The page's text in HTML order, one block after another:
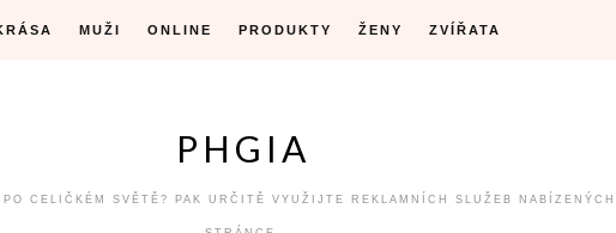
MUŽI ONLINE PRODUKTY ŽENY ZVÍŘATA
PHGIA
CELIČKÉM SVĚTĚ? PAK URČITĚ VYUŽIJTE REKLAMNÍCH SLUŽEB